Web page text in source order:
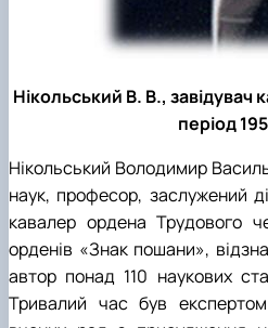
Нікольський В. В., завідувач
період
Нікольський Володимир
наук, професор, заслужений
кавалер ордена Трудового
орденів «Знак пошани»,
автор понад 110 наукових
Тривалий час був